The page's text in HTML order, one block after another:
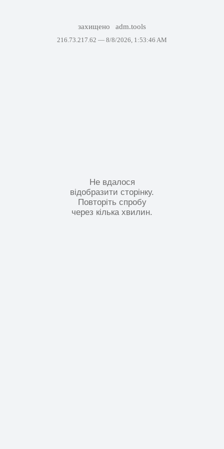
захищено adm.tools
216.73.217.62 — 8/8/2026, 1:53:46 AM
Не вдалося
відобразити сторінку.
Повторіть спробу
через кілька хвилин.